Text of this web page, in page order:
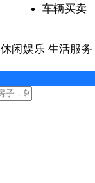
车辆买卖
休闲娱乐 生活服务